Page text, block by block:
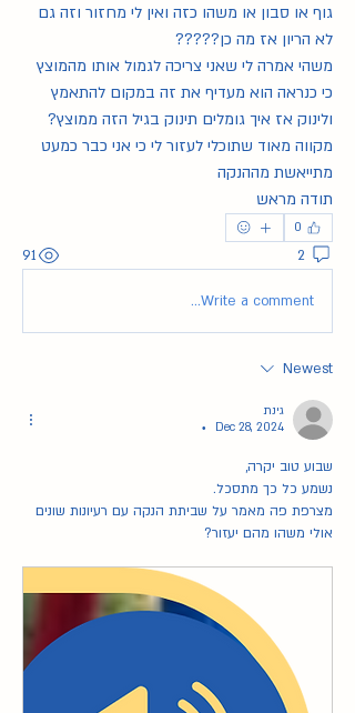
לא הריון אז מה כן?????
ולינוק אז איך גומלים תינוק בגיל הזה ממוצץ?
מתייאשת מההנקה
תודה מראש
0
2
91
Write a comment...
Newest
גינת
Dec 28, 2024
•
שבוע טוב יקרה,
נשמע כל כך מתסכל.
אולי משהו מהם יעזור?